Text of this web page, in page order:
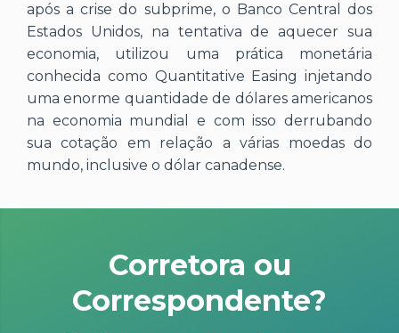
após a crise do subprime, o Banco Central dos
Estados Unidos, na tentativa de aquecer sua
economia, utilizou uma prática monetária
conhecida como Quantitative Easing injetando
uma enorme quantidade de dólares americanos
na economia mundial e com isso derrubando
sua cotação em relação a várias moedas do
mundo, inclusive o dólar canadense.
Corretora ou
Correspondente?